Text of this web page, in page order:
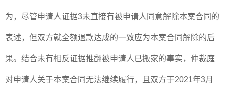
为，尽管申请人证据3未直接有被申请人同意解除本案合同的
表述，但双方就全额退款达成的一致应为本案合同解除的后
果。结合未有相反证据推翻被申请人已搬家的事实，仲裁庭
对申请人关于本案合同无法继续履行，且双方于2021年3月